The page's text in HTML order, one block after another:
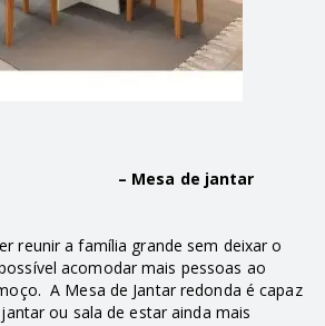
de jantar
reunir a família grande sem deixar o
acomodar mais pessoas ao
A Mesa de Jantar redonda é capaz
ou sala de estar ainda mais